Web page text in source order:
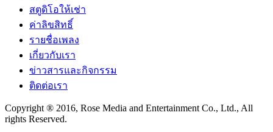
สตูดิโอให้เช่า
ค่าลิขสิทธิ์
รายชื่อเพลง
เกี่ยวกับเรา
ข่าวสารและกิจกรรม
ติดต่อเรา
Copyright ® 2016, Rose Media and Entertainment Co., Ltd., All
rights Reserved.